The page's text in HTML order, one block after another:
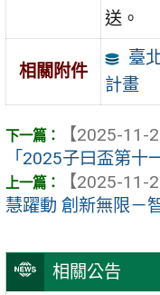
相關公告
送。
相關附件
臺
計畫
【2025-11-
「2025子曰盃第十
【2025-11-
慧躍動 ️創新無限－